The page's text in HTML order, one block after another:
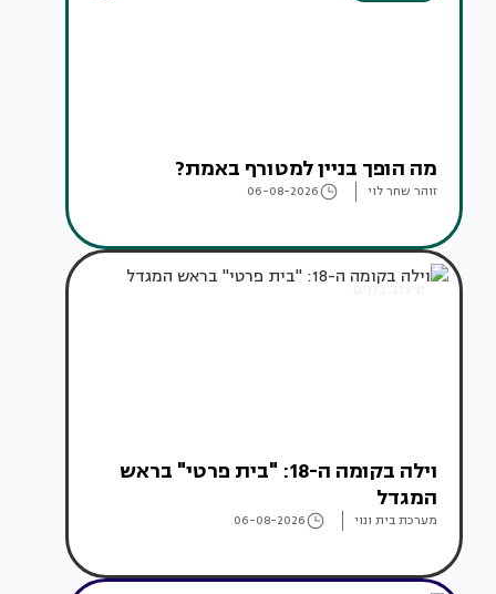
מה הופך בניין למטורף באמת?
זוהר שחר לוי 06-08-2026
עיצוב בתים
וילה בקומה ה-18: "בית פרטי" בראש
המגדל
מערכת בית ונוי 06-08-2026